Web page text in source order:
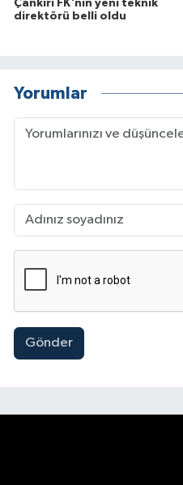
Çankırı FK'nın yeni teknik
direktörü belli oldu
Yorumlar
Gönder